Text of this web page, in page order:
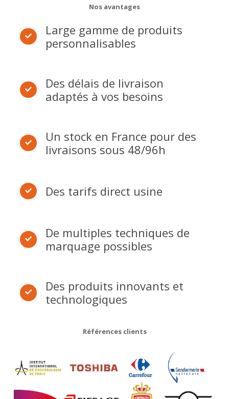
Nos avantages
Large gamme de produits
personnalisables
Des délais de livraison
adaptés à vos besoins
Un stock en France pour des
livraisons sous 48/96h
Des tarifs direct usine
De multiples techniques de
marquage possibles
Des produits innovants et
technologiques
Références clients